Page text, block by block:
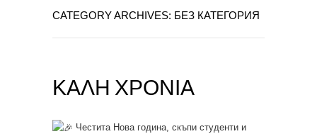
CATEGORY ARCHIVES: БЕЗ КАТЕГОРИЯ
ΚΑΛΉ ΧΡΟΝΙΆ
Честита Нова година, скъпи студенти и